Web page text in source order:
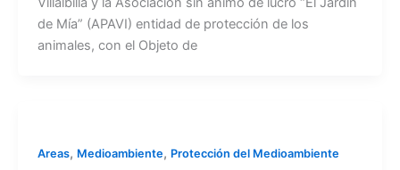
de Mía” (APAVI) entidad de protección de los
animales, con el Objeto de
Areas, Medioambiente, Protección del Medioambiente